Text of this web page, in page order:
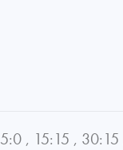
, 15:15 , 30:15